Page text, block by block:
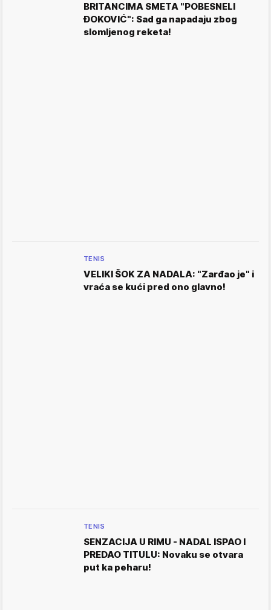
BRITANCIMA SMETA "POBESNELI
ĐOKOVIĆ": Sad ga napadaju zbog
slomljenog reketa!
TENIS
VELIKI ŠOK ZA NADALA: "Zarđao je" i
vraća se kući pred ono glavno!
TENIS
SENZACIJA U RIMU - NADAL ISPAO I
PREDAO TITULU: Novaku se otvara
put ka peharu!